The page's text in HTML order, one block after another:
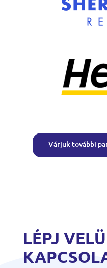
Várjuk további
LÉPJ